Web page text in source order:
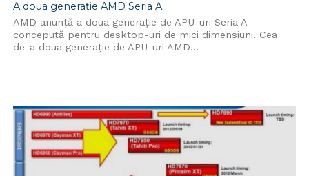
A doua generație AMD Seria A
AMD anunță a doua generație de APU-uri Seria A
concepută pentru desktop-uri de mici dimensiuni. Cea
de-a doua generație de APU-uri AMD...